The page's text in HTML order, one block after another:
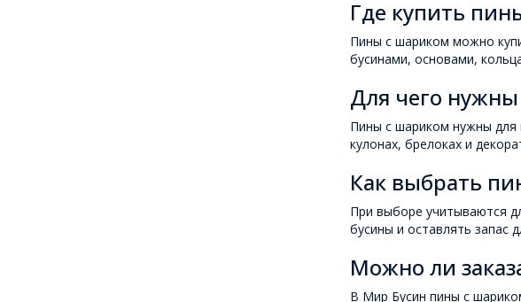
Где купить
Пины с шариком можно
бусинами, основами,
Для чего
Пины с шариком нужны для
кулонах, брелоках и
Как выбрать
При выборе учитываются
бусины и оставлять запас
Можно ли
В Мир Бусин пины с